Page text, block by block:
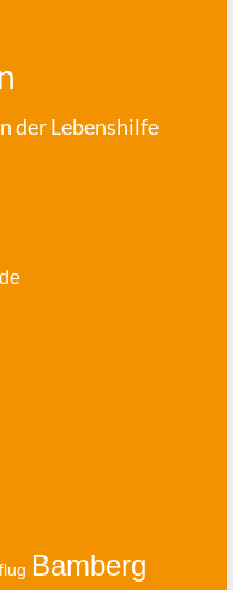
der Lebenshilfe
Bamberg